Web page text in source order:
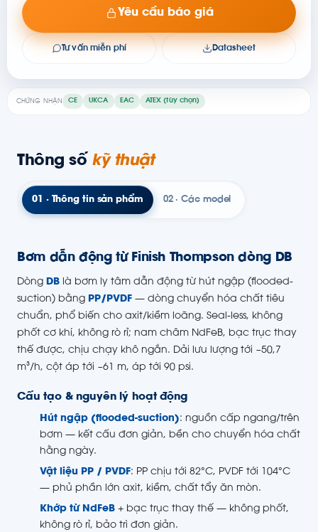
CHỨNG NHẬN CE UKCA EAC ATEX (tùy chọn)
Yêu cầu báo giá
Tư vấn miễn phí Datasheet
Thông số kỹ thuật
01 · Thông tin sản phẩm 02 · Các model
Bơm dẫn động từ Finish Thompson dòng DB
Dòng DB là bơm ly tâm dẫn động từ hút ngập (flooded-
suction) bằng PP/PVDF — dòng chuyển hóa chất tiêu
chuẩn, phổ biến cho axit/kiềm loãng. Seal-less, không
phốt cơ khí, không rò rỉ; nam châm NdFeB, bạc trục thay
thế được, chịu chạy khô ngắn. Dải lưu lượng tới ~50,7
m³/h, cột áp tới ~61 m, áp tới 90 psi.
Cấu tạo & nguyên lý hoạt động
Hút ngập (flooded-suction): nguồn cấp ngang/trên
bơm — kết cấu đơn giản, bền cho chuyển hóa chất
hằng ngày.
Vật liệu PP / PVDF: PP chịu tới 82°C, PVDF tới 104°C
— phủ phần lớn axit, kiềm, chất tẩy ăn mòn.
Khớp từ NdFeB + bạc trục thay thế — không phốt,
không rò rỉ, bảo trì đơn giản.